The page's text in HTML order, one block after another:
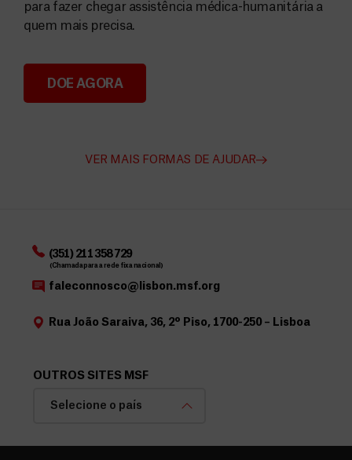
Angarie Fundos para a MSF
para fazer chegar assistência médica-humanitária a
quem mais precisa.
DOE AGORA
VER MAIS FORMAS DE AJUDAR
(351) 211 358 729
(Chamada para a rede fixa nacional)
faleconnosco@lisbon.msf.org
Rua João Saraiva, 36, 2º Piso, 1700-250 – Lisboa
OUTROS SITES MSF
Selecione o país